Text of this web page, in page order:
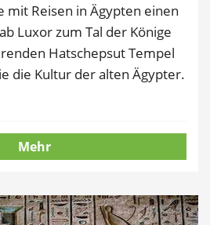
mit Reisen in Ägypten einen
Luxor zum Tal der Könige
Hatschepsut Tempel
die Kultur der alten Ägypter.
Mehr